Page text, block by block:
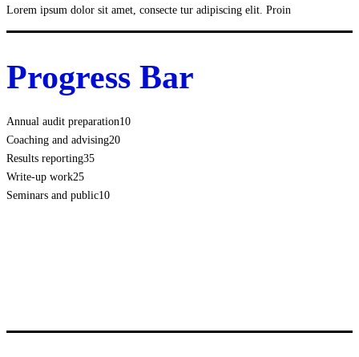
Lorem ipsum dolor sit amet, consecte tur adipiscing elit. Proin
Progress Bar
Annual audit preparation10
Coaching and advising20
Results reporting35
Write-up work25
Seminars and public10